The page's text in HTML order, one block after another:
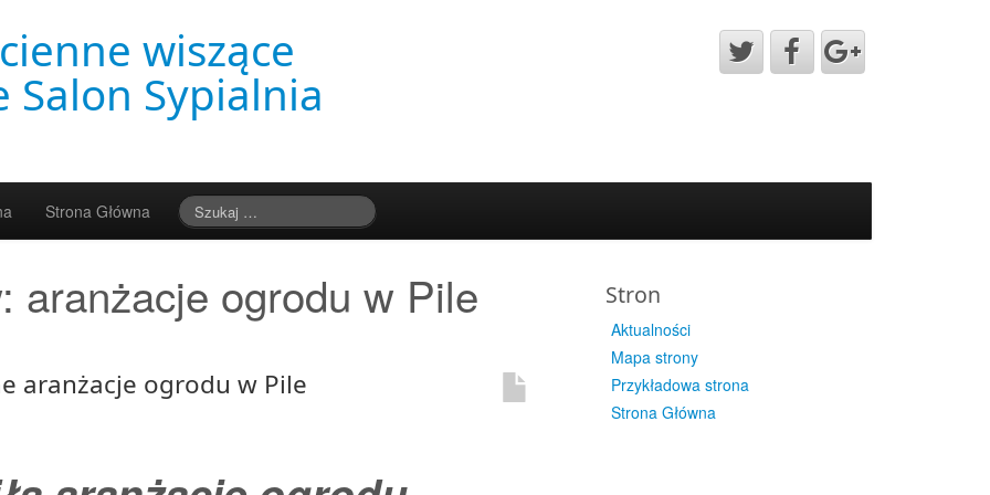
wiszące
Salon Sypialnia
Strona Główna
aranżacje ogrodu w Pile
aranżacje ogrodu w Pile
Stron
Aktualności
Mapa strony
Przykładowa strona
Strona Główna